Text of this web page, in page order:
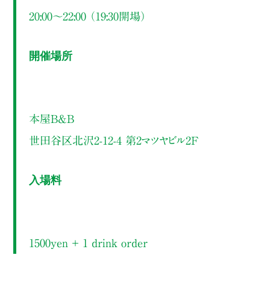
20:00～22:00 （19:30開場）
開催場所
本屋B&B
世田谷区北沢2-12-4 第2マツヤビル2F
入場料
1500yen ＋ 1 drink order